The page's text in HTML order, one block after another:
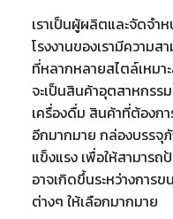
เราเป็นผู้ผลิตและจัดจำ
โรงงานของเรามีความ
ที่หลากหลายสไตล์เหมา
จะเป็นสินค้าอุตสาหกรร
เครื่องดื่ม สินค้าที่ต้องก
อีกมากมาย กล่องบรร
แข็งแรง เพื่อให้สามาร
อาจเกิดขึ้นระหว่างการ
ต่างๆ ให้เลือกมากมาย